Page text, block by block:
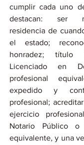
cumplir cada uno
destacan: ser
residencia de
el estado;
honradez;
Licenciado en
profesional
expedido y
profesional;
ejercicio
Notario Público o
equivalente, y una